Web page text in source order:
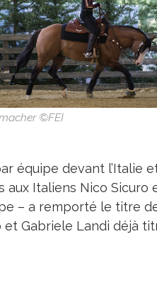
©FEI
équipe devant l’Italie
aux Italiens Nico Sicuro
– a remporté le titre
et Gabriele Landi déjà